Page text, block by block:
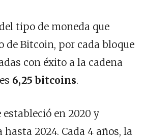
tipo de moneda que
de Bitcoin, por cada bloque
con éxito a la cadena
6,25 bitcoins.
en 2020 y
2024. Cada 4 años, la